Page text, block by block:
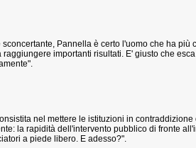
Pannella è certo l'uomo che ha più
importanti risultati. E' giusto che
nel mettere le istituzioni in contraddizione
la rapidità dell'intervento pubblico di fronte
a piede libero. E adesso?".